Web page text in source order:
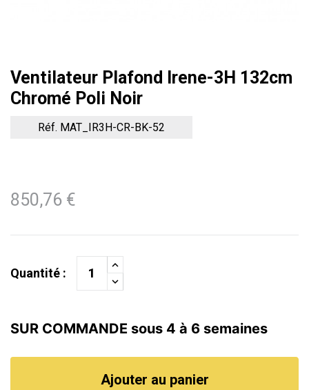
Ventilateur Plafond Irene-3H 132cm
Chromé Poli Noir
Réf. MAT_IR3H-CR-BK-52
850,76 €
Quantité :
SUR COMMANDE sous 4 à 6 semaines
Ajouter au panier